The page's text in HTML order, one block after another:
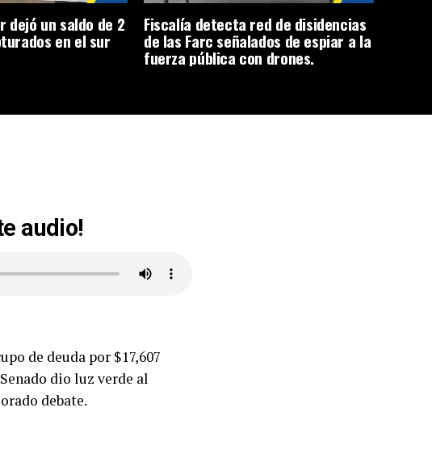
dejó un saldo de 2
en el sur
Fiscalía detecta red de disidencias
de las Farc señalados de espiar a la
fuerza pública con drones.
audio!
de deuda por $17,607
dio luz verde al
debate.